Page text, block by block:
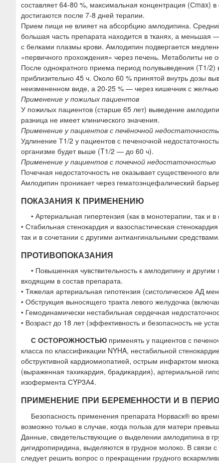
составляет 64-80 %, максимальная концентрация (Сmax)
достигаются после 7-8 дней терапии.
Прием пищи не влияет на абсорбцию амлодипина.
большая часть препарата находится в тканях, а меньшая
с белками плазмы крови. Амлодипин подвергается
«первичного прохождения» через печень. Метаболиты не
После однократного приема период полувыведения (Т1/2)
приблизительно 45 ч. Около 60 % принятой внутрь дозы
неизмененном виде, а 20-25 % — через кишечник с
Применение у пожилых пациентов
У пожилых пациентов (старше 65 лет) выведение
разница не имеет клинического значения.
Применение у пациентов с печёночной
Удлинение Т1/2 у пациентов с печеночной
организме будет выше (T1/2 — до 60 ч).
Применение у пациентов с почечной недостаточностью
Почечная недостаточность не оказывает существенного
Амлодипин проникает через гематоэнцефалический
ПОКАЗАНИЯ К ПРИМЕНЕНИЮ
• Артериальная гипертензия (как в монотерапии, так и
• Стабильная стенокардия и вазоспастическая
так и в сочетании с другими антиангинальными средствами.
ПРОТИВОПОКАЗАНИЯ
• Повышенная чувствительность к амлодипину и
входящим в состав препарата.
• Тяжелая артериальная гипотензия (систолическое АД
• Обструкция выносящего тракта левого желудочка
• Гемодинамически нестабильная сердечная
• Возраст до 18 лет (эффективность и безопасность не
С ОСТОРОЖНОСТЬЮ применять у пациентов с
класса по классификации NYHA, нестабильной
обструктивной кардиомиопатией, острым инфарктом
(выраженная тахикардия, брадикардия), артериальной
изофермента СYР3А4.
ПРИМЕНЕНИЕ ПРИ БЕРЕМЕННОСТИ И В
Безопасность применения препарата Норваск® во
возможно только в случае, когда польза для матери
Данные, свидетельствующие о выделении амлодипина в
дигидропиридина, выделяются в грудное молоко. В
следует решить вопрос о прекращении грудного